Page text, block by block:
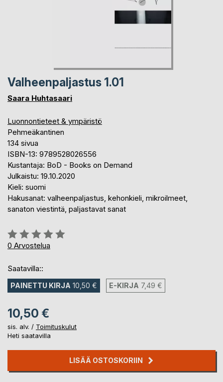
Valheenpaljastus 1.01
Saara Huhtasaari
Luonnontieteet & ympäristö
Pehmeäkantinen
134 sivua
ISBN-13: 9789528026556
Kustantaja: BoD - Books on Demand
Julkaistu: 19.10.2020
Kieli: suomi
Hakusanat: valheenpaljastus, kehonkieli, mikroilmeet,
sanaton viestintä, paljastavat sanat
Arvostelu::
0%
0 Arvostelua
Saatavilla::
PAINETTU KIRJA 10,50 € E-KIRJA 7,49 €
10,50 €
sis. alv. / Toimituskulut
Heti saatavilla
LISÄÄ OSTOSKORIIN